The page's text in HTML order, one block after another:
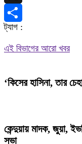
X
Share
ট্যাগ :
এই বিভাগের আরো খবর
‘কিসের হাসিনা, তার
কেন্দুয়ায় মাদক, জুয়া,
সভা